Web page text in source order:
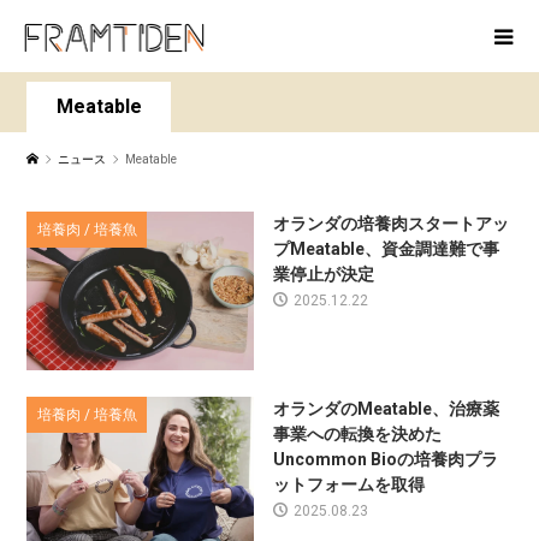
Meatable
ニュース Meatable
培養肉 / 培養魚
オランダの培養肉スタートアッ
プMeatable、資金調達難で事
業停止が決定
2025.12.22
培養肉 / 培養魚
オランダのMeatable、治療薬
事業への転換を決めた
Uncommon Bioの培養肉プラ
ットフォームを取得
2025.08.23